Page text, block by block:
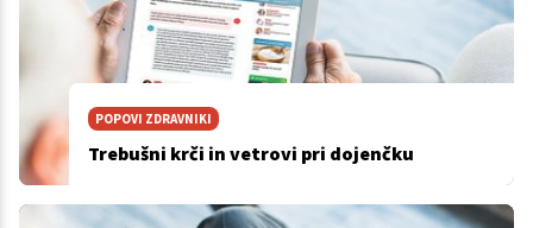
POPOVI ZDRAVNIKI
Trebušni krči in vetrovi pri dojenčku